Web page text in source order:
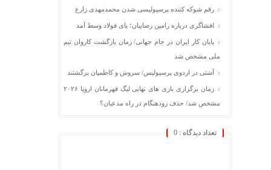
رقم شوکه کننده پرسپولیسی شدن محمدمهدی زارع
افشاگری درباره رامین رضاییان؛ پای فولاد وسط آمد
پایان کار ایران در جام جهانی/ زمان بازگشت کاروان تیم
ملی مشخص شد
آشتی در اردوی پرسپولیس/ سروش و کاظمیان برگشتند
زمان برگزاری بازی های نهایی لیگ قهرمانان اروپا ۲۰۲۶
مشخص شد/ حذف زودهنگام در راه مدعیان؟
تعداد دیدگاه : 0